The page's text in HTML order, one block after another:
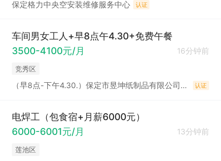
保定格力中央空安装维修服务中心 认证
车间男女工人+早8点午4.30+免费午餐
3500-4100元/月
16分钟前
竞秀区
（早8点-下午4.30.）保定市昱坤纸制品有限公司招聘 认证
电焊工（包食宿+月薪6000元）
6000-6001元/月
13分钟前
莲池区